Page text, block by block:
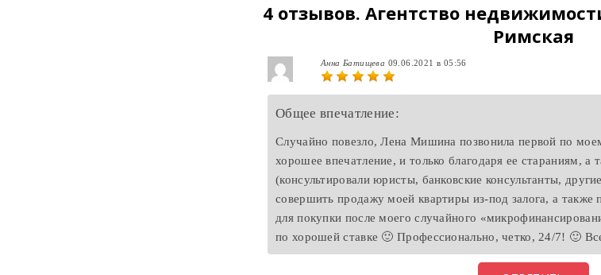
4 отзывов. Агентство
Римская
Анна Батищева 09.06.2021 в 05:56
Общее впечатление:
Случайно повезло, Лена Мишина позвонила первой по
хорошее впечатление, и только благодаря ее стараниям,
(консультировали юристы, банковские консультанты,
совершить продажу моей квартиры из-под залога, а также
для покупки после моего случайного
по хорошей ставке 🙂 Профессионально, четко, 24/7! 🙂